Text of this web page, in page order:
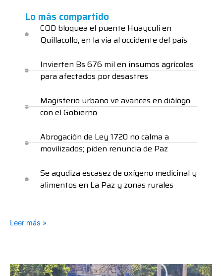
Lo más compartido
COD bloquea el puente Huayculi en
Quillacollo, en la vía al occidente del país
Invierten Bs 676 mil en insumos agrícolas
para afectados por desastres
Magisterio urbano ve avances en diálogo
con el Gobierno
Abrogación de Ley 1720 no calma a
movilizados; piden renuncia de Paz
Se agudiza escasez de oxígeno medicinal y
alimentos en La Paz y zonas rurales
Leer más »
Transporte